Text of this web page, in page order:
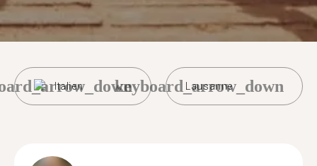
Italien Lausanne
keyboard_arrow_down